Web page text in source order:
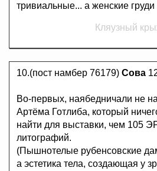
тривиальные... а женские груди
Кляузный
10.(пост намбер 76179) Сова
Во-первых, наябедничали не
Артёма Готлиба, который
найти для выставки, чем 105
литографий.
(Пышнотелые рубенсовские
а эстетика тела, создающая у